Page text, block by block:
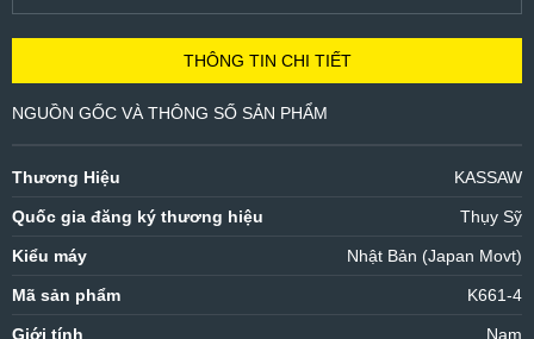
THÔNG TIN CHI TIẾT
NGUỒN GỐC VÀ THÔNG SỐ SẢN PHẨM
Thương Hiệu KASSAW
Quốc gia đăng ký thương hiệu Thụy Sỹ
Kiểu máy Nhật Bản (Japan Movt)
Mã sản phẩm K661-4
Giới tính Nam